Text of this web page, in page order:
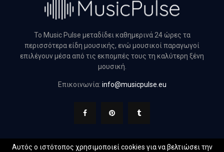
Το Music Pulse μεταδίδει καθημερινά 24 ώρες τα
περισσότερα είδη μουσικής, ενώ μουσικοί παραγωγοί
επιλέγουν μέσα από τις εκπομπές τους τη καλύτερη ξένη
μουσική.
Επικοινωνία: info@musicpulse.eu
Αυτός ο ιστότοπος χρησιμοποιεί cookies για να βελτιώσει την